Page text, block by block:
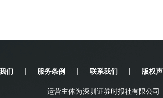
们 | 服务条例 | 联系我们 | 版权
运营主体为深圳证券时报社有限公司